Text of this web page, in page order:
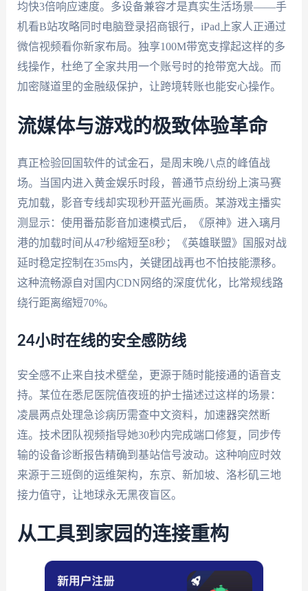
均快3倍响应速度。多设备兼容才是真实生活场景——手
机看B站攻略同时电脑登录招商银行，iPad上家人正通过
微信视频看你新家布局。独享100M带宽支撑起这样的多
线操作，杜绝了全家共用一个账号时的抢带宽大战。而
加密隧道里的金融级保护，让跨境转账也能安心操作。
流媒体与游戏的极致体验革命
真正检验回国软件的试金石，是周末晚八点的峰值战
场。当国内进入黄金娱乐时段，普通节点纷纷上演马赛
克加载，影音专线却实现秒开蓝光画质。某游戏主播实
测显示：使用番茄影音加速模式后，《原神》进入璃月
港的加载时间从47秒缩短至8秒；《英雄联盟》国服对战
延时稳定控制在35ms内，关键团战再也不怕技能漂移。
这种流畅源自对国内CDN网络的深度优化，比常规线路
绕行距离缩短70%。
24小时在线的安全感防线
安全感不止来自技术壁垒，更源于随时能接通的语音支
持。某位在悉尼医院值夜班的护士描述过这样的场景：
凌晨两点处理急诊病历需查中文资料，加速器突然断
连。技术团队视频指导她30秒内完成端口修复，同步传
输的设备诊断报告精确到基站信号波动。这种响应时效
来源于三班倒的运维架构，东京、新加坡、洛杉矶三地
接力值守，让地球永无黑夜盲区。
从工具到家园的连接重构